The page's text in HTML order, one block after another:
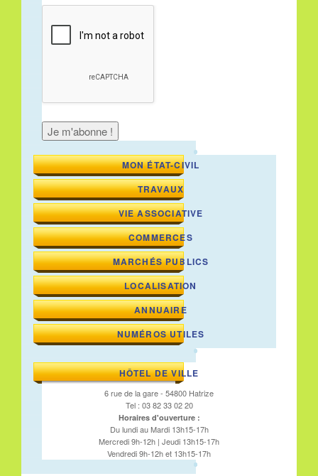
MON ÉTAT-CIVIL
TRAVAUX
VIE ASSOCIATIVE
COMMERCES
MARCHÉS PUBLICS
LOCALISATION
ANNUAIRE
NUMÉROS UTILES
HÔTEL DE VILLE
6 rue de la gare - 54800 Hatrize
Tel : 03 82 33 02 20
Horaires d'ouverture :
Du lundi au Mardi 13h15-17h
Mercredi 9h-12h | Jeudi 13h15-17h
Vendredi 9h-12h et 13h15-17h